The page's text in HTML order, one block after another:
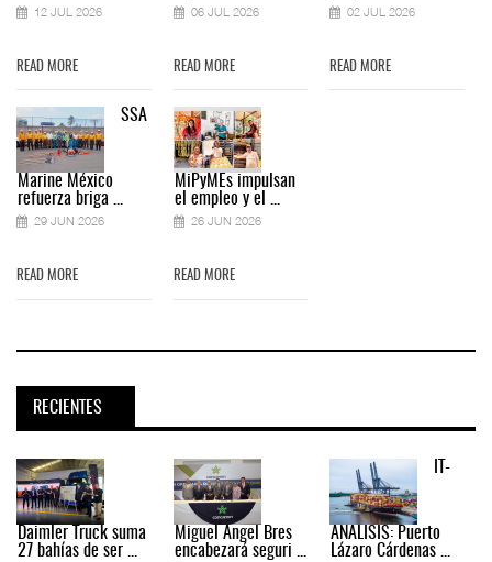
12 JUL 2026
READ MORE
SSA
Marine México
refuerza briga ...
29 JUN 2026
READ MORE
06 JUL 2026
READ MORE
MiPyMEs impulsan
el empleo y el ...
26 JUN 2026
READ MORE
02 JUL 2026
READ MORE
RECIENTES
Daimler Truck suma
27 bahías de ser ...
Miguel Ángel Bres
encabezará seguri ...
IT-
ANÁLISIS: Puerto
Lázaro Cárdenas ...